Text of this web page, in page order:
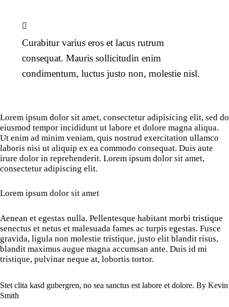
Curabitur varius eros et lacus rutrum
consequat. Mauris sollicitudin enim
condimentum, luctus justo non, molestie nisl.
Lorem ipsum dolor sit amet, consectetur adipisicing elit, sed do
eiusmod tempor incididunt ut labore et dolore magna aliqua.
Ut enim ad minim veniam, quis nostrud exercitation ullamco
laboris nisi ut aliquip ex ea commodo consequat. Duis aute
irure dolor in reprehenderit. Lorem ipsum dolor sit amet,
consectetur adipiscing elit.
Lorem ipsum dolor sit amet
Aenean et egestas nulla. Pellentesque habitant morbi tristique
senectus et netus et malesuada fames ac turpis egestas. Fusce
gravida, ligula non molestie tristique, justo elit blandit risus,
blandit maximus augue magna accumsan ante. Duis id mi
tristique, pulvinar neque at, lobortis tortor.
Stet clita kasd gubergren, no sea sanctus est labore et dolore. By Kevin
Smith